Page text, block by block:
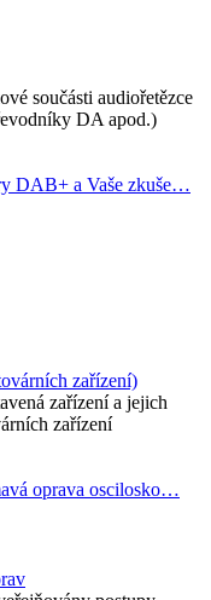
součásti audiořetězce
DA apod.)
DAB+ a Vaše zkuše…
zařízení)
zařízení a jejich
zařízení
oprava oscilosko…